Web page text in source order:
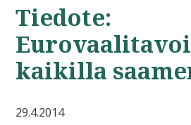
Tiedote:
kaikilla
29.4.2014